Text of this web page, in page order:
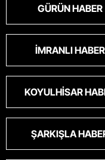
GÜRÜN HABER
İMRANLI HABER
KOYULHISAR
ŞARKIŞLA